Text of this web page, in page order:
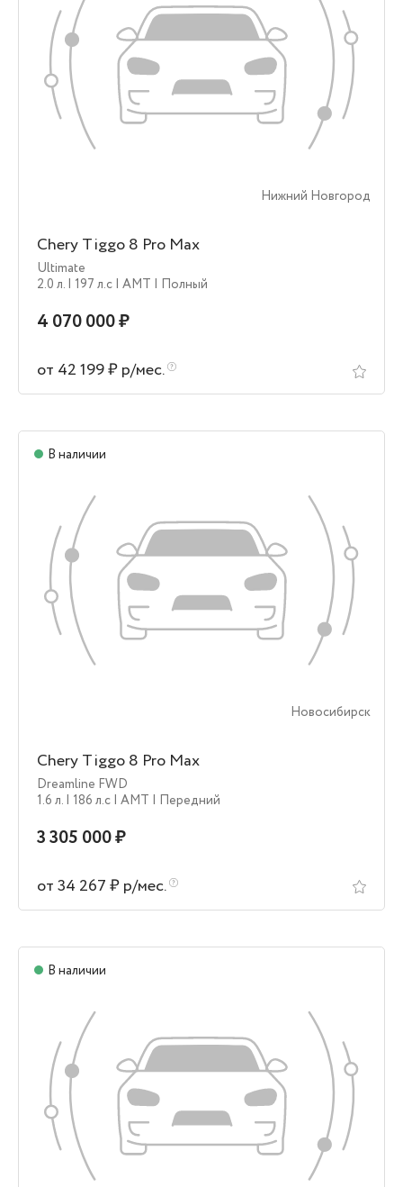
Нижний Новгород
Chery Tiggo 8 Pro Max
Ultimate
2.0 л. | 197 л.c | AMT | Полный
4 070 000 ₽
от 42 199 ₽ р/мес.
В наличии
Новосибирск
Chery Tiggo 8 Pro Max
Dreamline FWD
1.6 л. | 186 л.c | AMT | Передний
3 305 000 ₽
от 34 267 ₽ р/мес.
В наличии